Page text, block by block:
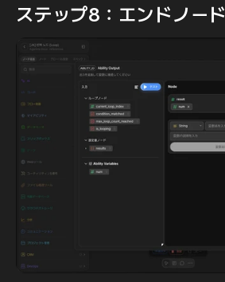
ステップ8：エンドノー